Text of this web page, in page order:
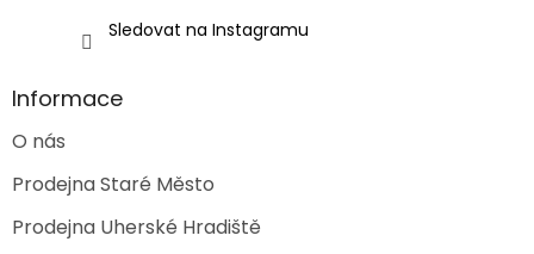
Sledovat na Instagramu
Informace
O nás
Prodejna Staré Město
Prodejna Uherské Hradiště